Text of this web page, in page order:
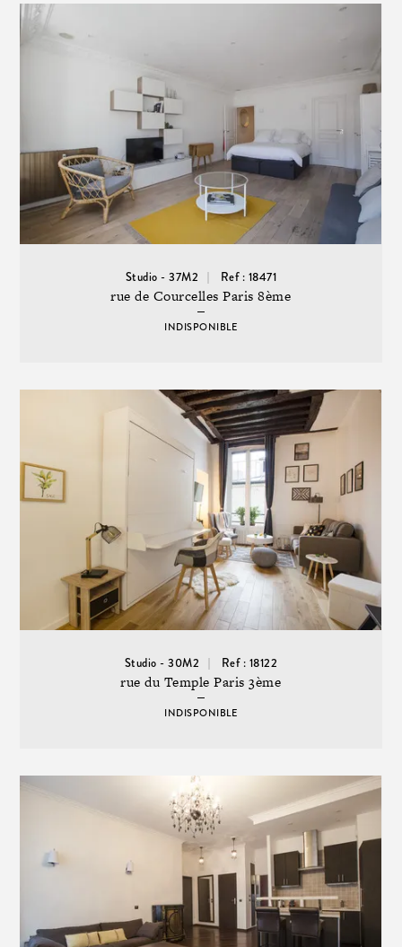
Studio - 37M2 Ref : 18471
rue de Courcelles Paris 8ème
INDISPONIBLE
Studio - 30M2 Ref : 18122
rue du Temple Paris 3ème
INDISPONIBLE